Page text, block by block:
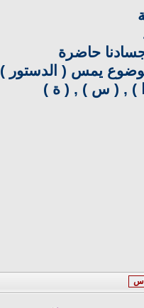
حاضرة
يمس ( الدستور )
) , ( س ) , ( ة )